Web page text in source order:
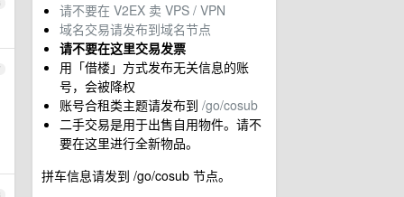
请不要在 V2EX 卖 VPS / VPN
域名交易请发布到域名节点
请不要在这里交易发票
用「借楼」方式发布无关信息的账
号，会被降权
账号合租类主题请发布到 /go/cosub
二手交易是用于出售自用物件。请不
要在这里进行全新物品。
拼车信息请发到 /go/cosub 节点。